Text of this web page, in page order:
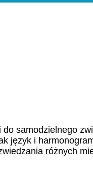
samodzielnego
język i
różnych